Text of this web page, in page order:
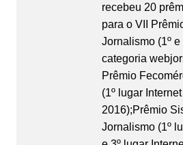
recebeu 20
para o VII
Jornalismo (1º e
categoria
Prêmio
(1º lugar
2016);Prêmio
Jornalismo (1º